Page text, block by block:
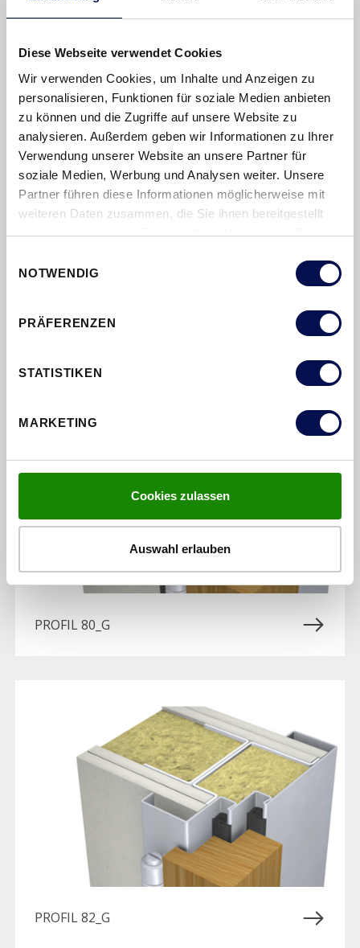
Diese Webseite verwendet Cookies
Wir verwenden Cookies, um Inhalte und Anzeigen zu
personalisieren, Funktionen für soziale Medien anbieten
zu können und die Zugriffe auf unsere Website zu
analysieren. Außerdem geben wir Informationen zu Ihrer
Verwendung unserer Website an unsere Partner für
soziale Medien, Werbung und Analysen weiter. Unsere
Partner führen diese Informationen möglicherweise mit
weiteren Daten zusammen, die Sie ihnen bereitgestellt
haben oder die sie im Rahmen Ihrer Nutzung der Dienste
NOTWENDIG
PRÄFERENZEN
STATISTIKEN
MARKETING
Cookies zulassen
Auswahl erlauben
UMFASSUNGSZARGE MIT DOPPELFALZ
PROFIL 80_G
PROFIL 82_G